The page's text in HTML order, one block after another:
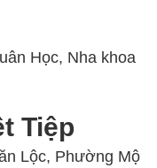
Học, Nha khoa
Tiệp
Lộc, Phường Mộ